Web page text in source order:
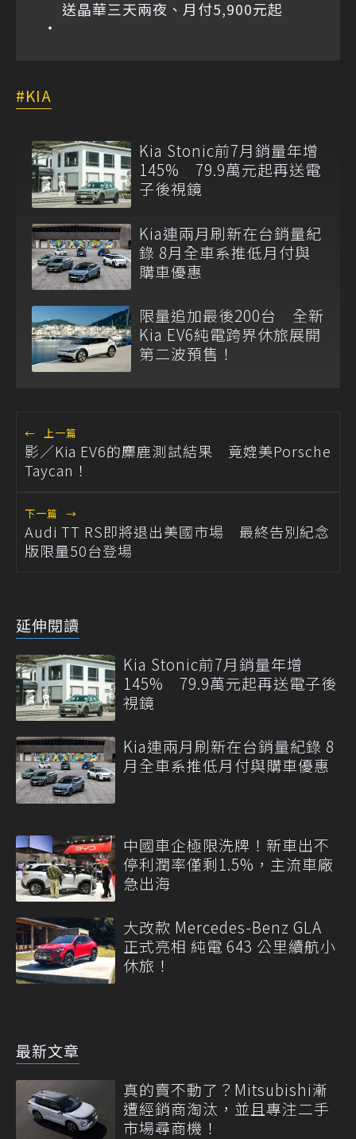
送晶華三天兩夜、月付5,900元起
KIA
Kia Stonic前7月銷量年增
145% 79.9萬元起再送電
子後視鏡
Kia連兩月刷新在台銷量紀
錄 8月全車系推低月付與
購車優惠
限量追加最後200台 全新
Kia EV6純電跨界休旅展開
第二波預售！
← 上一篇
影／Kia EV6的麋鹿測試結果 竟媲美Porsche
Taycan！
下一篇 →
Audi TT RS即將退出美國市場 最終告別紀念
版限量50台登場
延伸閱讀
Kia Stonic前7月銷量年增
145% 79.9萬元起再送電子後
視鏡
Kia連兩月刷新在台銷量紀錄 8
月全車系推低月付與購車優惠
中國車企極限洗牌！新車出不
停利潤率僅剩1.5%，主流車廠
急出海
大改款 Mercedes-Benz GLA
正式亮相 純電 643 公里續航小
休旅！
最新文章
真的賣不動了？Mitsubishi漸
遭經銷商淘汰，並且專注二手
市場尋商機！